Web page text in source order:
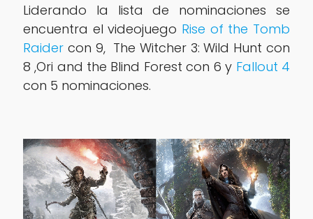
Liderando la lista de nominaciones se
encuentra el videojuego Rise of the Tomb
Raidercon 9, The Witcher 3: Wild Hunt con
8 ,Ori and the Blind Forest con 6 y Fallout 4
con 5 nominaciones.